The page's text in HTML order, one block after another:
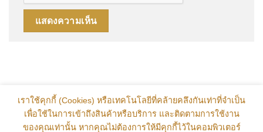
เราใช้คุกกี้ (Cookies) หรือเทคโนโลยีที่คล้ายคลึงกันเท่าที่จำเป็น
เพื่อใช้ในการเข้าถึงสินค้าหรือบริการ และติดตามการใช้งาน
ของคุณเท่านั้น หากคุณไม่ต้องการให้มีคุกกี้ไว้ในคอมพิวเตอร์